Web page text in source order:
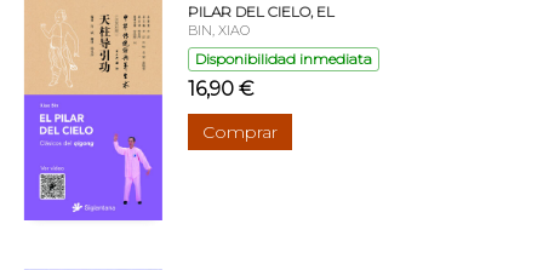
PILAR DEL CIELO, EL
BIN, XIAO
Disponibilidad inmediata
16,90 €
Comprar